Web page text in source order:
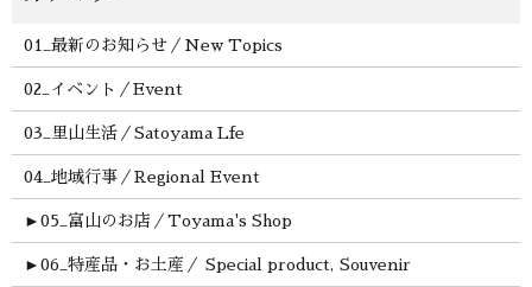
01_最新のお知らせ／New Topics
02_イベント／Event
03_里山生活／Satoyama Lfe
04_地域行事／Regional Event
► 05_富山のお店／Toyama's Shop
► 06_特産品・お土産／ Special product, Souvenir